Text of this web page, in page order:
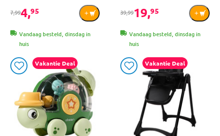
7,994,95
Vandaag besteld, dinsdag in
huis
39,9919,95
Vandaag besteld, dinsdag in
huis
Vakantie Deal Vakantie Deal